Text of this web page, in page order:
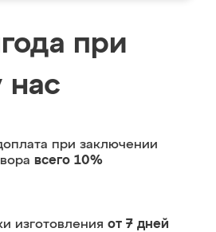
при
нас
при заключении
всего 10%
изготовления от 7 дней